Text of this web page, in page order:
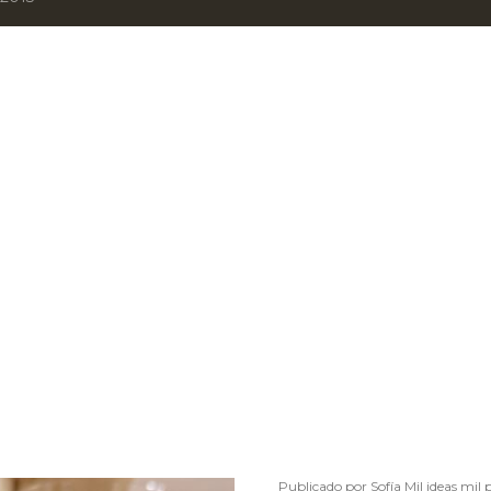
Publicado por Sofía Mil ideas mil